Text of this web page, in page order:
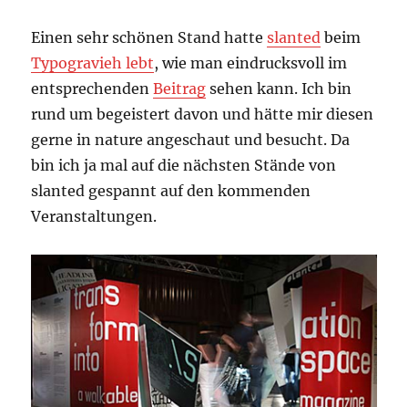
Einen sehr schönen Stand hatteslanted beim
Typogravieh lebt, wie man eindrucksvoll im
entsprechendenBeitrag sehen kann. Ich bin
rund um begeistert davon und hätte mir diesen
gerne in nature angeschaut und besucht. Da
bin ich ja mal auf die nächsten Stände von
slanted gespannt auf den kommenden
Veranstaltungen.